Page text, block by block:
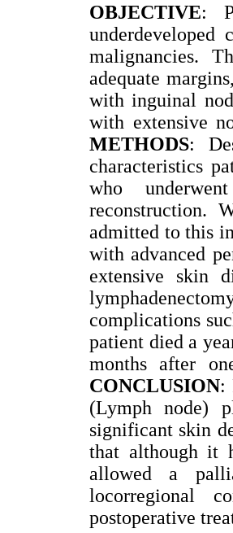
OBJECTIVE:
malignancies.
adequate
with inguinal
with extensive
METHODS:
characteristics
who
reconstruction.
admitted to this
with advanced
extensive skin
complications
patient died a
months after
CONCLUSION:
(Lymph node)
significant skin
that although it
allowed a
locorregional
postoperative